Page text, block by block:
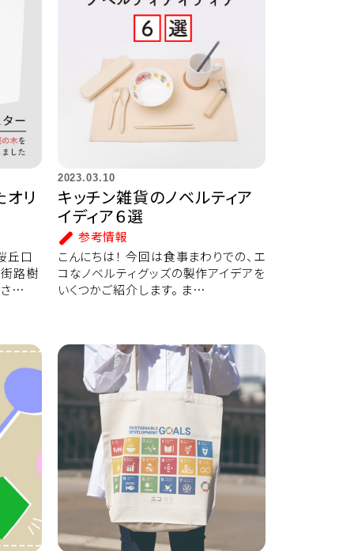
リ
丘口
路樹
さ…
2023.03.10
キッチン雑貨のノベルティア
イディア６選
参考情報
こんにちは！ 今回は食事まわりでの、エ
コなノベルティグッズの製作アイデアを
いくつかご紹介します。 ま…